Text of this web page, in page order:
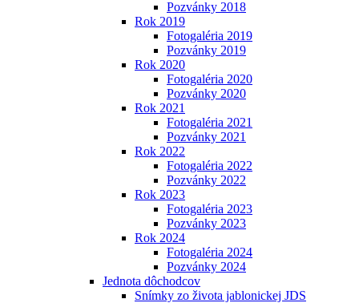
Pozvánky 2018
Rok 2019
Fotogaléria 2019
Pozvánky 2019
Rok 2020
Fotogaléria 2020
Pozvánky 2020
Rok 2021
Fotogaléria 2021
Pozvánky 2021
Rok 2022
Fotogaléria 2022
Pozvánky 2022
Rok 2023
Fotogaléria 2023
Pozvánky 2023
Rok 2024
Fotogaléria 2024
Pozvánky 2024
Jednota dôchodcov
Snímky zo života jablonickej JDS